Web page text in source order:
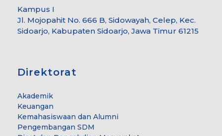
Kampus I
Jl. Mojopahit No. 666 B, Sidowayah, Celep, Kec.
Sidoarjo, Kabupaten Sidoarjo, Jawa Timur 61215
Direktorat
Akademik
Keuangan
Kemahasiswaan dan Alumni
Pengembangan SDM